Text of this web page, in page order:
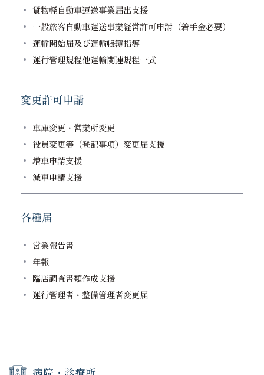
貨物軽自動車運送事業届出支援
一般旅客自動車運送事業経営許可申請（着手金必要）
運輸開始届及び運輸帳簿指導
運行管理規程他運輸関連規程一式
変更許可申請
車庫変更・営業所変更
役員変更等（登記事項）変更届支援
増車申請支援
減車申請支援
各種届
営業報告書
年報
臨店調査書類作成支援
運行管理者・整備管理者変更届